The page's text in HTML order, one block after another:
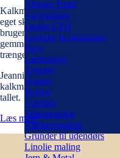
Vintage Paint
Vægmaling
Detale CPH
Grunder til indendørs
Pleje
Læderpleje
Tæpper
Spartel
Hobby
Værktøj
Silikatmaling
Vinduesmaling
Grunder til udendørs
Linolie maling
Kalkmaling giver en utrolig
eget skær. Du kan bruge
bruger især kalkmaling til
gemmerne og fra
trænger til en kærlig
Jeannie d’Arc Vintage Paint
kalkmaling, og en moderne
tallet.
Læs mere